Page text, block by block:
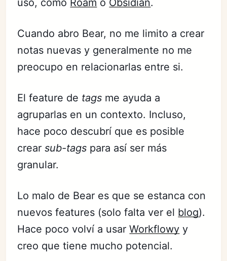
Cuando abro Bear, no me limito a crear
notas nuevas y generalmente no me
preocupo en relacionarlas entre si.
El feature de tags me ayuda a
agruparlas en un contexto. Incluso,
hace poco descubrí que es posible
crearsub-tags para así ser más
granular.
Lo malo de Bear es que se estanca con
nuevos features (solo falta ver el blog).
Hace poco volví a usarWorkflowy y
creo que tiene mucho potencial.